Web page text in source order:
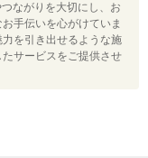
ながりを大切にし、お
手伝いを心がけていま
を引き出せるような施
サービスをご提供させ